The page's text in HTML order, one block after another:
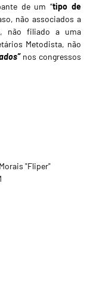
de um “tipo de
não associados a
não filiado a uma
Metodista, não
nos congressos
"Fliper"